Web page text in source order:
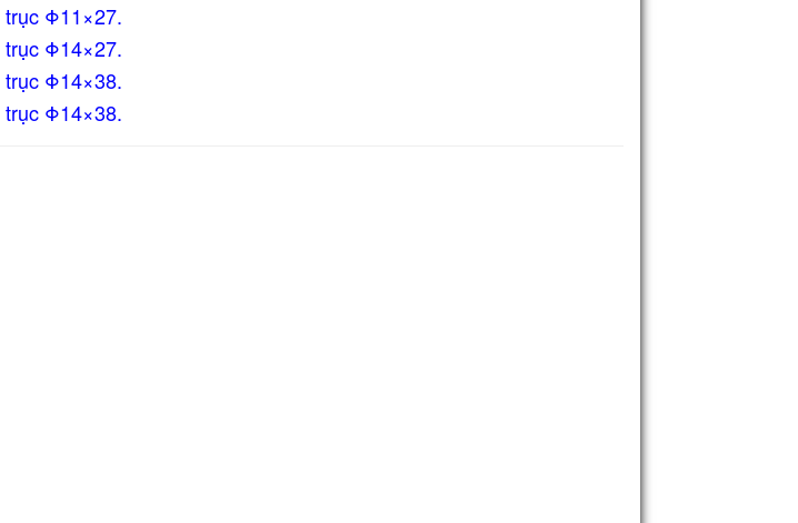
trục Φ11×27.
trục Φ14×27.
trục Φ14×38.
trục Φ14×38.